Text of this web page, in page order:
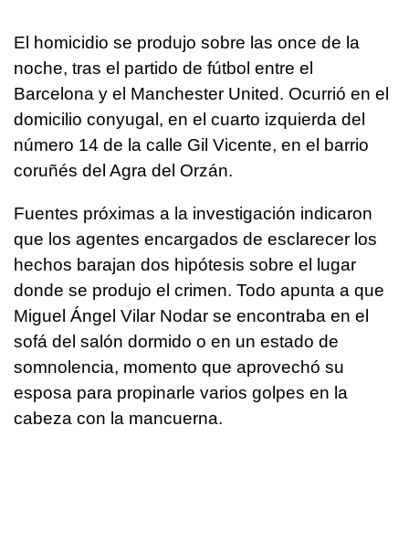
El homicidio se produjo sobre las once de la
noche, tras el partido de fútbol entre el
Barcelona y el Manchester United. Ocurrió en el
domicilio conyugal, en el cuarto izquierda del
número 14 de la calle Gil Vicente, en el barrio
coruñés del Agra del Orzán.
Fuentes próximas a la investigación indicaron
que los agentes encargados de esclarecer los
hechos barajan dos hipótesis sobre el lugar
donde se produjo el crimen. Todo apunta a que
Miguel Ángel Vilar Nodar se encontraba en el
sofá del salón dormido o en un estado de
somnolencia, momento que aprovechó su
esposa para propinarle varios golpes en la
cabeza con la mancuerna.